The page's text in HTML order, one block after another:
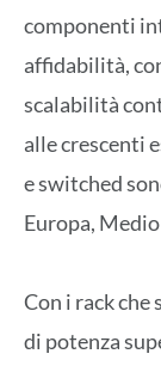
componenti
affidabilità,
scalabilità
alle crescenti
e switched
Europa,
Con i rack che
di potenza